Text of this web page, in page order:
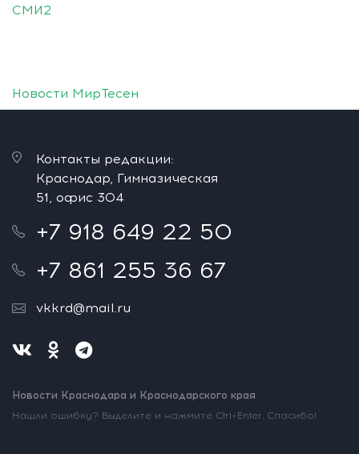
СМИ2
Новости МирТесен
Контакты редакции:
Краснодар, Гимназическая
51, офис 304
+7 918 649 22 50
+7 861 255 36 67
vkkrd@mail.ru
Новости Краснодара и Краснодарского края
Нашли ошибку? Выделите и нажмите Ctrl+Enter. Спасибо!